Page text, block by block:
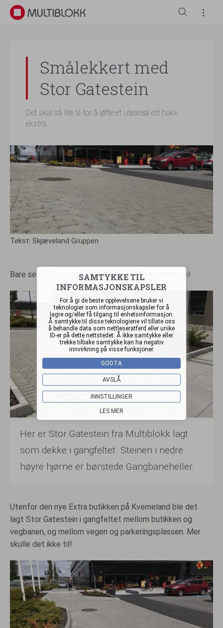
Smålekkert med
Stor Gatestein
Det skal så lite til for å løfte et uteareal ett hakk
ekstra.
Tekst: Skjæveland Gruppen
Bare se på Storgatesteinen i denne lille veistubben!
Her er Stor Gatestein fra Multiblokk lagt
som dekke i gangfeltet. Steinen i nedre
høyre hjørne er børstede Gangbaneheller.
Utenfor den nye Extra butikken på Kverneland ble det
lagt Stor Gatestein i gangfeltet mellom butikken og
vegbanen, og mellom vegen og parkeringsplassen. Mer
skulle det ikke til!
SAMTYKKE TIL
INFORMASJONSKAPSLER
For å gi de beste opplevelsene bruker vi
teknologier som informasjonskapsler for å
lagre og/eller få tilgang til enhetsinformasjon.
Å samtykke til disse teknologiene vil tillate oss
å behandle data som nettleseratferd eller unike
ID-er på dette nettstedet. Å ikke samtykke eller
trekke tilbake samtykke kan ha negativ
innvirkning på visse funksjoner.
GODTA
AVSLÅ
INNSTILLINGER
LES MER